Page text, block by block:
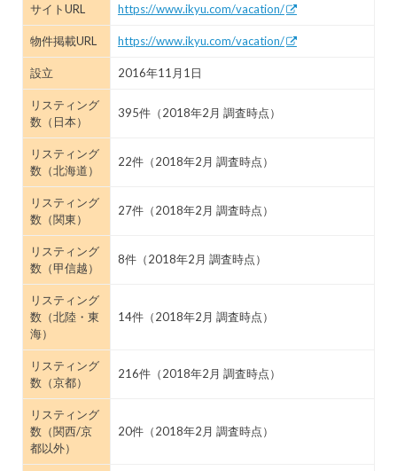
サイトURL https://www.ikyu.com/vacation/
物件掲載URL https://www.ikyu.com/vacation/
設立 2016年11月1日
リスティング
数（日本）
395件（2018年2月 調査時点）
リスティング
数（北海道）
22件（2018年2月 調査時点）
リスティング
数（関東）
27件（2018年2月 調査時点）
リスティング
数（甲信越）
8件（2018年2月 調査時点）
リスティング
数（北陸・東
海）
14件（2018年2月 調査時点）
リスティング
数（京都）
216件（2018年2月 調査時点）
リスティング
数（関西/京
都以外）
20件（2018年2月 調査時点）